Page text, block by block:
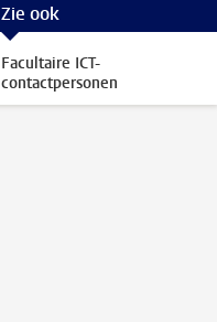
Zie ook
Facultaire ICT-
contactpersonen